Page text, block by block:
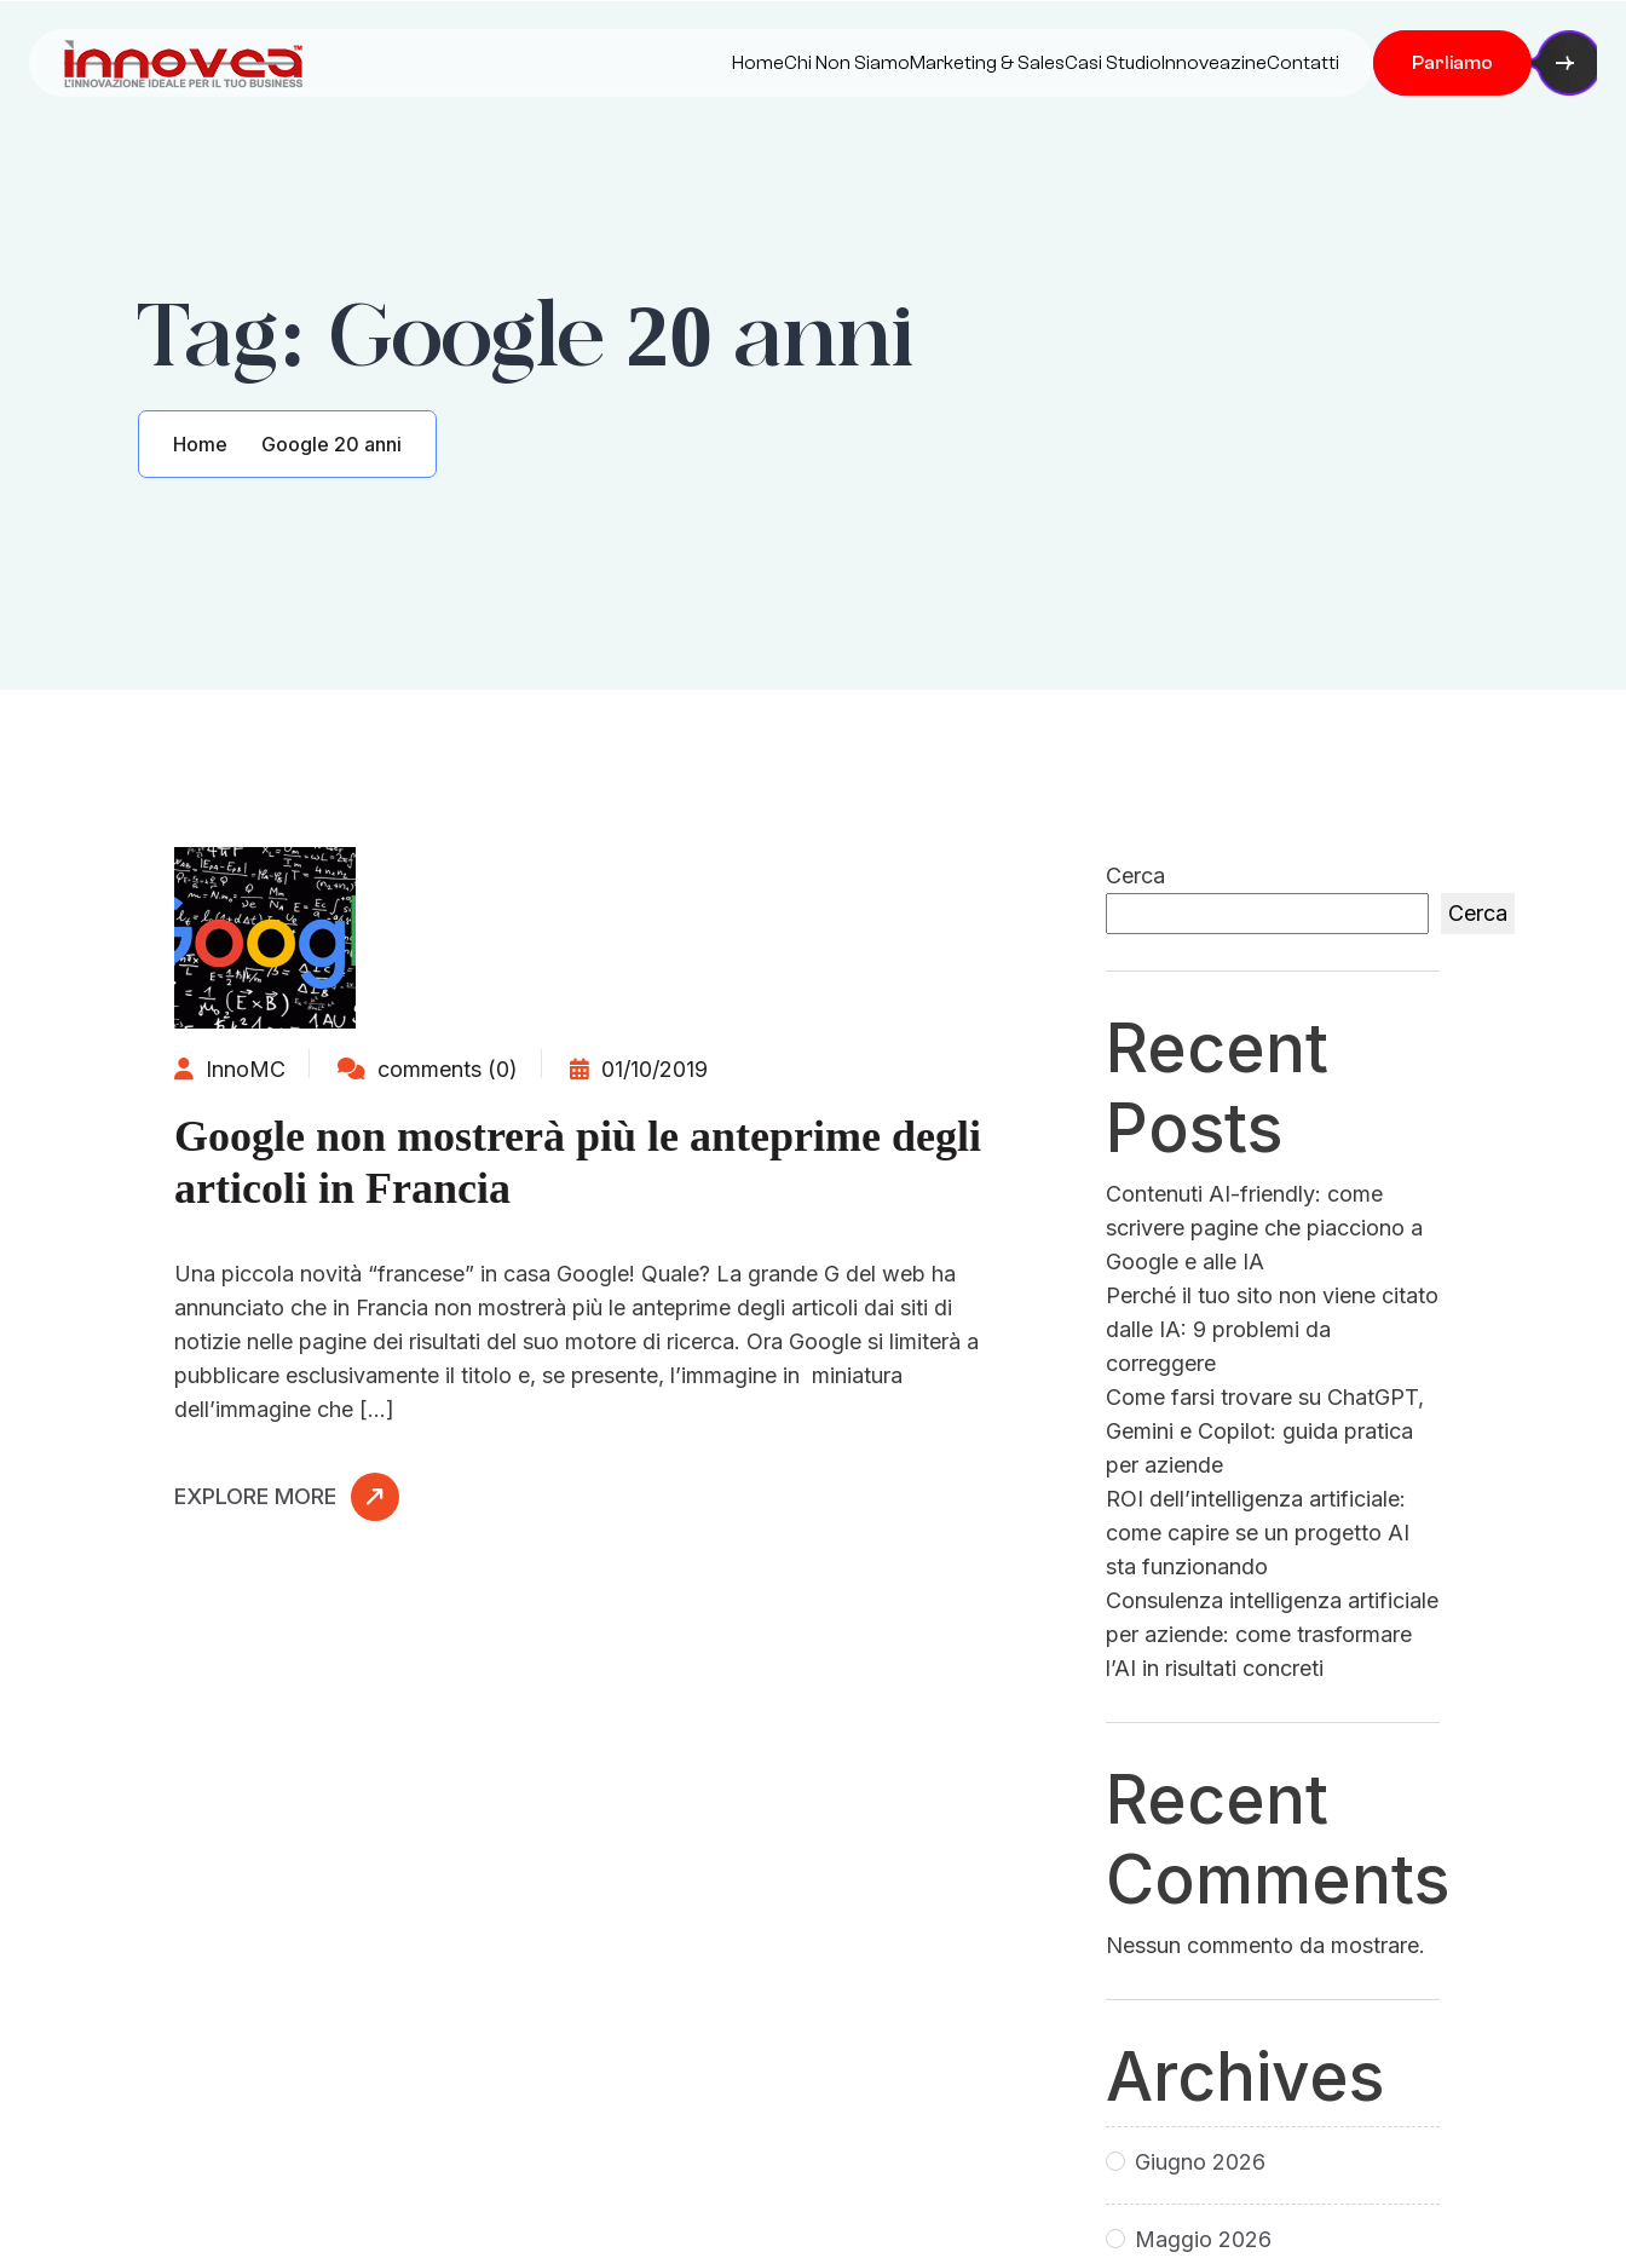
HomeChi Non SiamoMarketing & SalesCasi StudioInnoveazineContatti Parliamo
Tag: Google 20 anni
Home Google 20 anni
InnoMC comments (0) 01/10/2019
Google non mostrerà più le anteprime degli
articoli in Francia
Una piccola novità “francese” in casa Google! Quale? La grande G del web ha
annunciato che in Francia non mostrerà più le anteprime degli articoli dai siti di
notizie nelle pagine dei risultati del suo motore di ricerca. Ora Google si limiterà a
pubblicare esclusivamente il titolo e, se presente, l’immagine in miniatura
dell’immagine che […]
EXPLORE MORE
Cerca
Cerca
Recent
Posts
Contenuti AI-friendly: come
scrivere pagine che piacciono a
Google e alle IA
Perché il tuo sito non viene citato
dalle IA: 9 problemi da
correggere
Come farsi trovare su ChatGPT,
Gemini e Copilot: guida pratica
per aziende
ROI dell’intelligenza artificiale:
come capire se un progetto AI
sta funzionando
Consulenza intelligenza artificiale
per aziende: come trasformare
l’AI in risultati concreti
Recent
Comments
Nessun commento da mostrare.
Archives
Giugno 2026
Maggio 2026